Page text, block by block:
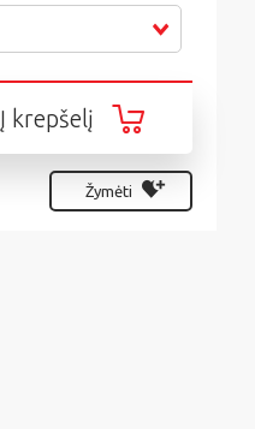
Į krepšelį
Žymėti